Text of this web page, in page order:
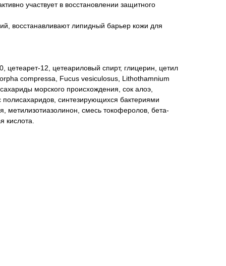
участвует в восстановлении защитного
восстанавливают липидный барьер кожи для
цетеарет-12, цетеариловый спирт, глицерин, цетил
compressa, Fucus vesiculosus, Lithothamnium
морского происхождения, сок алоэ,
полисахаридов, синтезирующихся бактериями
метилизотиазолинон, смесь токоферолов, бета-
кислота.